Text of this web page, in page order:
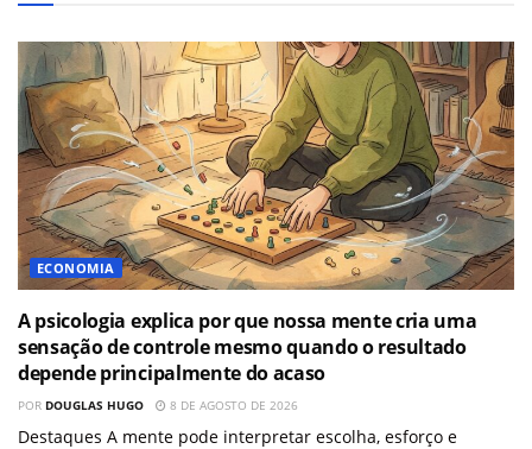
ECONOMIA
A psicologia explica por que nossa mente cria uma
sensação de controle mesmo quando o resultado
depende principalmente do acaso
POR DOUGLAS HUGO 8 DE AGOSTO DE 2026
Destaques A mente pode interpretar escolha, esforço e